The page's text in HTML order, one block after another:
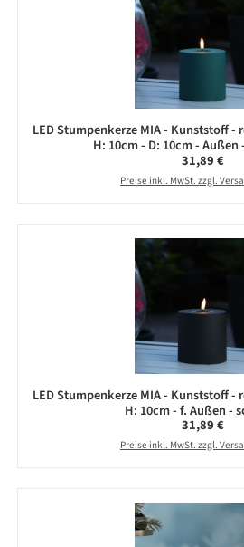
LED Stumpenkerze MIA - Kunststoff -
H: 10cm - D: 10cm -
Regulärer
31,89 €
Preise inkl. MwSt. zzgl.
LED Stumpenkerze MIA - Kunststoff -
H: 10cm - f. Außen -
Regulärer
31,89 €
Preise inkl. MwSt. zzgl.